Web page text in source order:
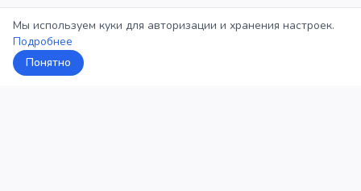
Мы используем куки для авторизации и хранения настроек.
Подробнее
Понятно